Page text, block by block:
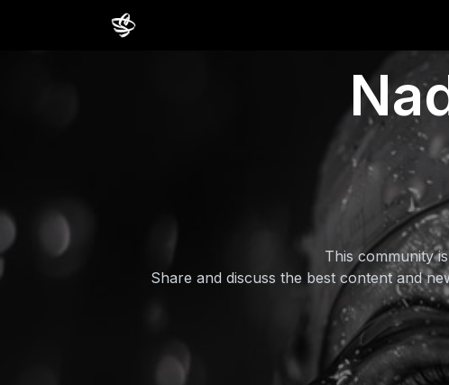
This community
Share and discuss the best content and